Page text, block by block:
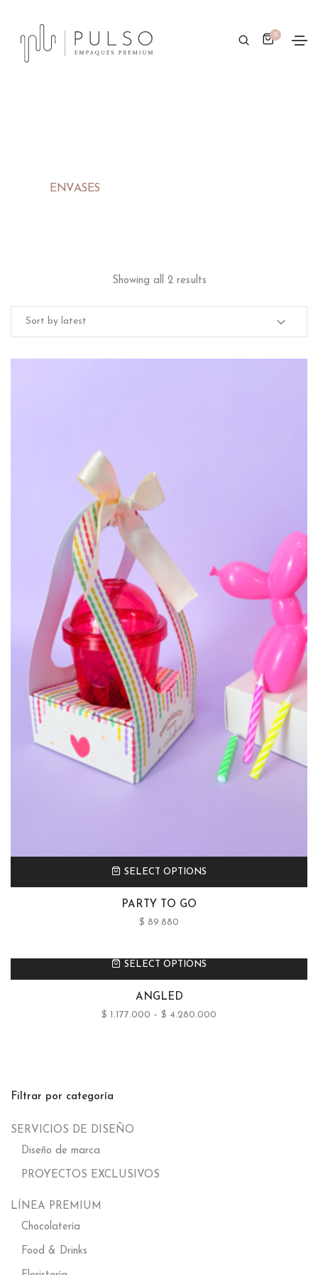
0
ENVASES
Showing all 2 results
SELECT OPTIONS
PARTY TO GO
$ 89.880
SELECT OPTIONS
ANGLED
$ 1.177.000 – $ 4.280.000
Filtrar por categoría
SERVICIOS DE DISEÑO
Diseño de marca
PROYECTOS EXCLUSIVOS
LÍNEA PREMIUM
Chocolatería
Food & Drinks